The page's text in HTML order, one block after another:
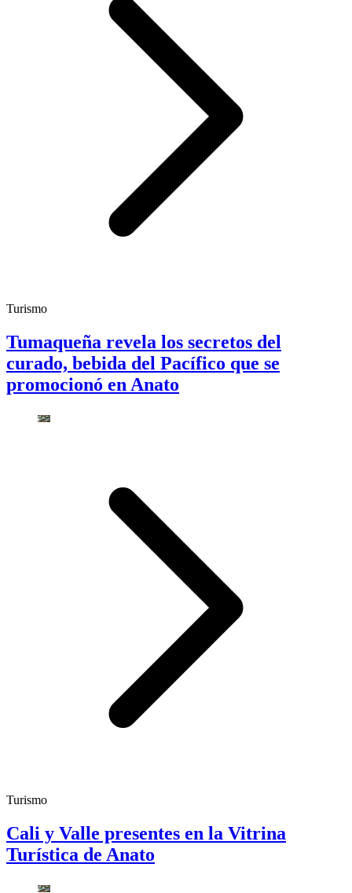
Turismo
Tumaqueña revela los secretos del
curado, bebida del Pacífico que se
promocionó en Anato
Turismo
Cali y Valle presentes en la Vitrina
Turística de Anato